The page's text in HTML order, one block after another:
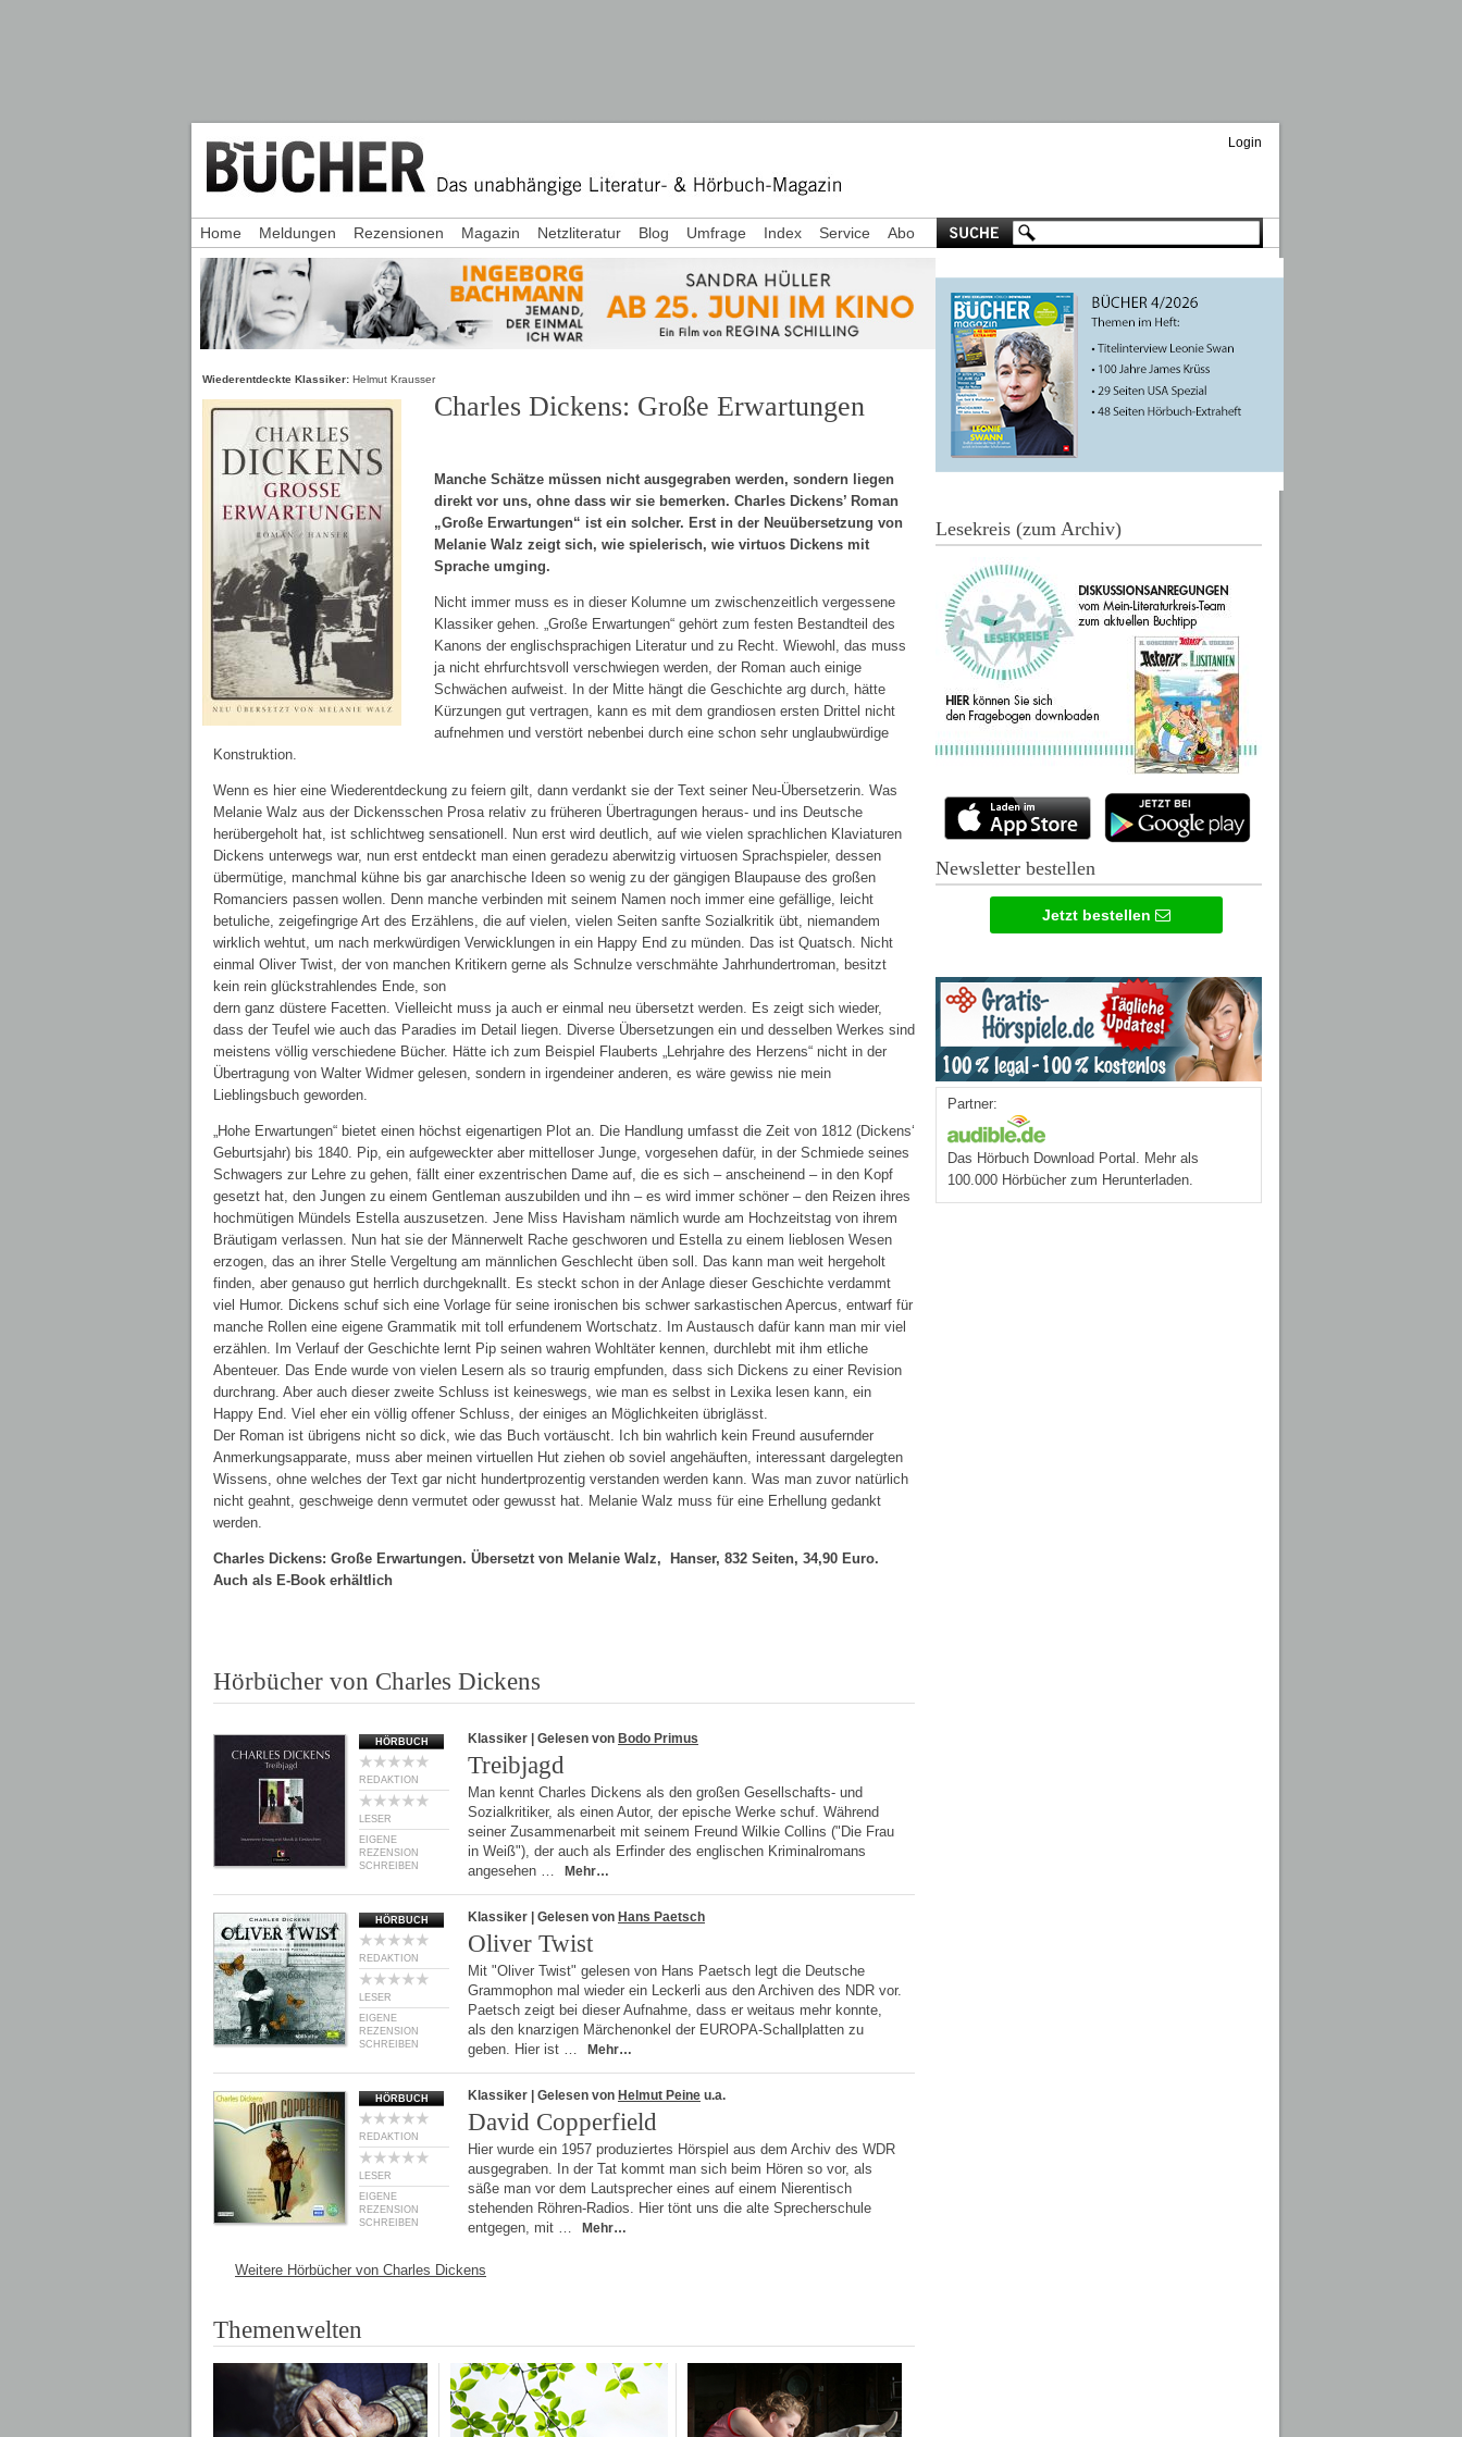
Login
Wiederentdeckte Klassiker: Helmut Krausser
Charles Dickens: Große Erwartungen
Manche Schätze müssen nicht ausgegraben werden, sondern liegen
direkt vor uns, ohne dass wir sie bemerken. Charles Dickens’ Roman
„Große Erwartungen“ ist ein solcher. Erst in der Neuübersetzung von
Melanie Walz zeigt sich, wie spielerisch, wie virtuos Dickens mit
Sprache umging.
Nicht immer muss es in dieser Kolumne um zwischenzeitlich vergessene
Klassiker gehen. „Große Erwartungen“ gehört zum festen Bestandteil des
Kanons der englischsprachigen Literatur und zu Recht. Wiewohl, das muss
ja nicht ehrfurchtsvoll verschwiegen werden, der Roman auch einige
Schwächen aufweist. In der Mitte hängt die Geschichte arg durch, hätte
Kürzungen gut vertragen, kann es mit dem grandiosen ersten Drittel nicht
aufnehmen und verstört nebenbei durch eine schon sehr unglaubwürdige
Konstruktion.
Wenn es hier eine Wiederentdeckung zu feiern gilt, dann verdankt sie der Text seiner Neu-Übersetzerin. Was
Melanie Walz aus der Dickensschen Prosa relativ zu früheren Übertragungen heraus- und ins Deutsche
herübergeholt hat, ist schlichtweg sensationell. Nun erst wird deutlich, auf wie vielen sprachlichen Klaviaturen
Dickens unterwegs war, nun erst entdeckt man einen geradezu aberwitzig virtuosen Sprachspieler, dessen
übermütige, manchmal kühne bis gar anarchische Ideen so wenig zu der gängigen Blaupause des großen
Romanciers passen wollen. Denn manche verbinden mit seinem Namen noch immer eine gefällige, leicht
betuliche, zeigefingrige Art des Erzählens, die auf vielen, vielen Seiten sanfte Sozialkritik übt, niemandem
wirklich wehtut, um nach merkwürdigen Verwicklungen in ein Happy End zu münden. Das ist Quatsch. Nicht
einmal Oliver Twist, der von manchen Kritikern gerne als Schnulze verschmähte Jahrhundertroman, besitzt
kein rein glückstrahlendes Ende, son
dern ganz düstere Facetten. Vielleicht muss ja auch er einmal neu übersetzt werden. Es zeigt sich wieder,
dass der Teufel wie auch das Paradies im Detail liegen. Diverse Übersetzungen ein und desselben Werkes sind
meistens völlig verschiedene Bücher. Hätte ich zum Beispiel Flauberts „Lehrjahre des Herzens“ nicht in der
Übertragung von Walter Widmer gelesen, sondern in irgendeiner anderen, es wäre gewiss nie mein
Lieblingsbuch geworden.
„Hohe Erwartungen“ bietet einen höchst eigenartigen Plot an. Die Handlung umfasst die Zeit von 1812 (Dickens‘
Geburtsjahr) bis 1840. Pip, ein aufgeweckter aber mittelloser Junge, vorgesehen dafür, in der Schmiede seines
Schwagers zur Lehre zu gehen, fällt einer exzentrischen Dame auf, die es sich – anscheinend – in den Kopf
gesetzt hat, den Jungen zu einem Gentleman auszubilden und ihn – es wird immer schöner – den Reizen ihres
hochmütigen Mündels Estella auszusetzen. Jene Miss Havisham nämlich wurde am Hochzeitstag von ihrem
Bräutigam verlassen. Nun hat sie der Männerwelt Rache geschworen und Estella zu einem lieblosen Wesen
erzogen, das an ihrer Stelle Vergeltung am männlichen Geschlecht üben soll. Das kann man weit hergeholt
finden, aber genauso gut herrlich durchgeknallt. Es steckt schon in der Anlage dieser Geschichte verdammt
viel Humor. Dickens schuf sich eine Vorlage für seine ironischen bis schwer sarkastischen Apercus, entwarf für
manche Rollen eine eigene Grammatik mit toll erfundenem Wortschatz. Im Austausch dafür kann man mir viel
erzählen. Im Verlauf der Geschichte lernt Pip seinen wahren Wohltäter kennen, durchlebt mit ihm etliche
Abenteuer. Das Ende wurde von vielen Lesern als so traurig empfunden, dass sich Dickens zu einer Revision
durchrang. Aber auch dieser zweite Schluss ist keineswegs, wie man es selbst in Lexika lesen kann, ein
Happy End. Viel eher ein völlig offener Schluss, der einiges an Möglichkeiten übriglässt.
Der Roman ist übrigens nicht so dick, wie das Buch vortäuscht. Ich bin wahrlich kein Freund ausufernder
Anmerkungsapparate, muss aber meinen virtuellen Hut ziehen ob soviel angehäuften, interessant dargelegten
Wissens, ohne welches der Text gar nicht hundertprozentig verstanden werden kann. Was man zuvor natürlich
nicht geahnt, geschweige denn vermutet oder gewusst hat. Melanie Walz muss für eine Erhellung gedankt
werden.
Charles Dickens: Große Erwartungen. Übersetzt von Melanie Walz, Hanser, 832 Seiten, 34,90 Euro.
Auch als E-Book erhältlich
Hörbücher von Charles Dickens
HÖRBUCH
REDAKTION
LESER
EIGENE
REZENSION
SCHREIBEN
Klassiker | Gelesen von Bodo Primus
Treibjagd
Man kennt Charles Dickens als den großen Gesellschafts- und
Sozialkritiker, als einen Autor, der epische Werke schuf. Während
seiner Zusammenarbeit mit seinem Freund Wilkie Collins ("Die Frau
in Weiß"), der auch als Erfinder des englischen Kriminalromans
angesehen …
Mehr…
HÖRBUCH
REDAKTION
LESER
EIGENE
REZENSION
SCHREIBEN
Klassiker | Gelesen von Hans Paetsch
Oliver Twist
Mit "Oliver Twist" gelesen von Hans Paetsch legt die Deutsche
Grammophon mal wieder ein Leckerli aus den Archiven des NDR vor.
Paetsch zeigt bei dieser Aufnahme, dass er weitaus mehr konnte,
als den knarzigen Märchenonkel der EUROPA-Schallplatten zu
geben. Hier ist …
Mehr…
HÖRBUCH
REDAKTION
LESER
EIGENE
REZENSION
SCHREIBEN
Klassiker | Gelesen von Helmut Peine u.a.
David Copperfield
Hier wurde ein 1957 produziertes Hörspiel aus dem Archiv des WDR
ausgegraben. In der Tat kommt man sich beim Hören so vor, als
säße man vor dem Lautsprecher eines auf einem Nierentisch
stehenden Röhren-Radios. Hier tönt uns die alte Sprecherschule
entgegen, mit …
Mehr…
Weitere Hörbücher von Charles Dickens
Themenwelten
Home Meldungen Rezensionen Magazin Netzliteratur Blog Umfrage Index Service Abo
Lesekreis (zum Archiv)
Newsletter bestellen
Jetzt bestellen
Partner:
Das Hörbuch Download Portal. Mehr als
100.000 Hörbücher zum Herunterladen.